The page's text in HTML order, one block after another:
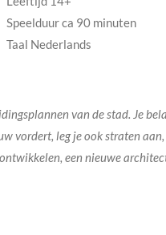
Speelduur ca 90 minuten
Taal Nederlands
van de stad. Je
vordert, leg je ook straten
een nieuwe